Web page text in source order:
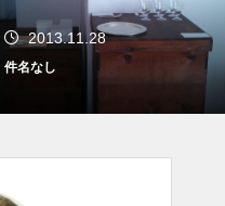
2013.11.28